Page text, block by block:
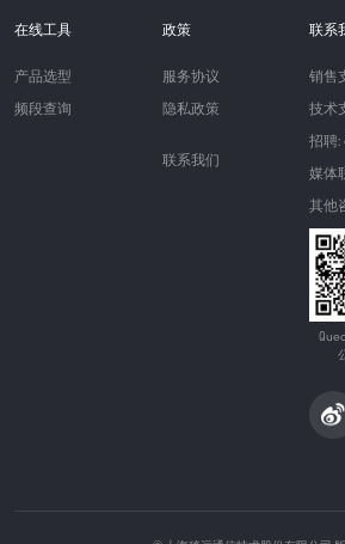
在线工具
产品选型
频段查询
政策
服务协议
隐私政策
联系我们
联系
销售
技术
招聘
媒体
其他